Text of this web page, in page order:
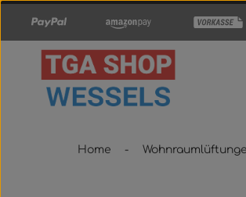
Hauptinhalt springen
Zur Hauptnavigation springen
Home